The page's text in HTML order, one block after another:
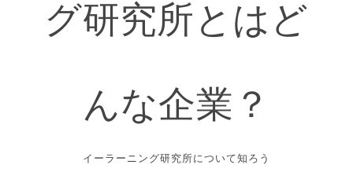
グ研究所とはど
んな企業？
イーラーニング研究所について知ろう